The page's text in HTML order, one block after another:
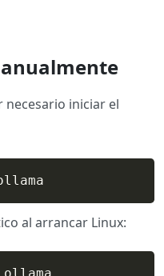
necesario iniciar el
al arrancar Linux: